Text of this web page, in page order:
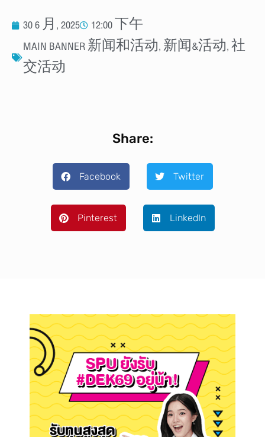
30 6 月, 2025
12:00 下午
MAIN BANNER 新闻和活动,新闻&活动,社
交活动
Share:
Facebook Twitter
Pinterest LinkedIn